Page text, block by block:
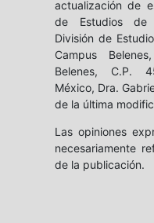
actualización de
de Estudios de
División de
Campus
Belenes, C.P.
México, Dra.
de la última
Las opiniones
necesariamente
de la publicación.